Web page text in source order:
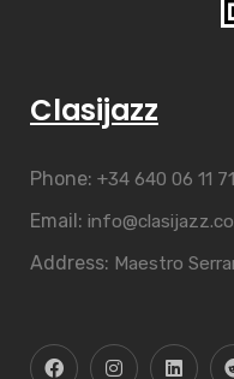
Clasijazz
Phone: +34 640 06 11 71
Email:
Address: Maestro